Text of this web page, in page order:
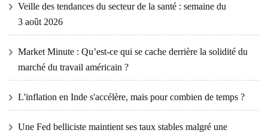
Veille des tendances du secteur de la santé : semaine du
3 août 2026
Market Minute : Qu’est-ce qui se cache derrière la solidité du
marché du travail américain ?
L'inflation en Inde s'accélère, mais pour combien de temps ?
Une Fed belliciste maintient ses taux stables malgré une